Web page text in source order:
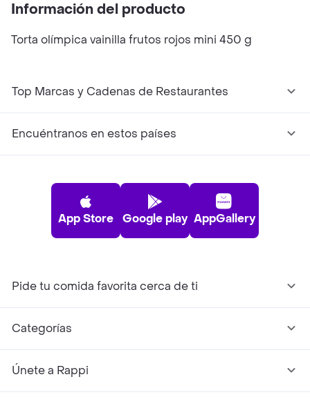
Información del producto
Torta olímpica vainilla frutos rojos mini 450 g
Top Marcas y Cadenas de Restaurantes
Encuéntranos en estos países
App Store Google play AppGallery
Pide tu comida favorita cerca de ti
Categorías
Únete a Rappi